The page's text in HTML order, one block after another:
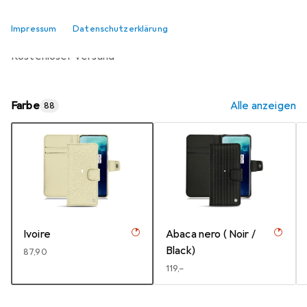
Impressum Datenschutzerklärung
kostenloser Versand
Farbe 88 Alle anzeigen
Ivoire
EUR
87,90
Abaca nero ( Noir /
Black)
EUR
119,–